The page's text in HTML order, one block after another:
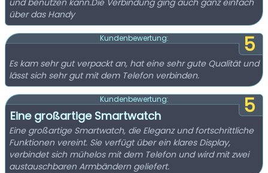
und benutzen kann.Die Verbindung ging auch ganz einfach
über das Handy
5
Kundenbewertung:
Es kam sehr gut verpackt an, hat eine sehr gute Qualität und
lässt sich sehr gut mit dem Telefon verbinden.
5
Kundenbewertung:
Eine großartige Smartwatch
Eine großartige Smartwatch, die Eleganz und fortschrittliche
Funktionen vereint. Sie verfügt über ein klares Display,
verbindet sich mühelos mit dem Telefon und wird mit zwei
austauschbaren Armbändern geliefert.